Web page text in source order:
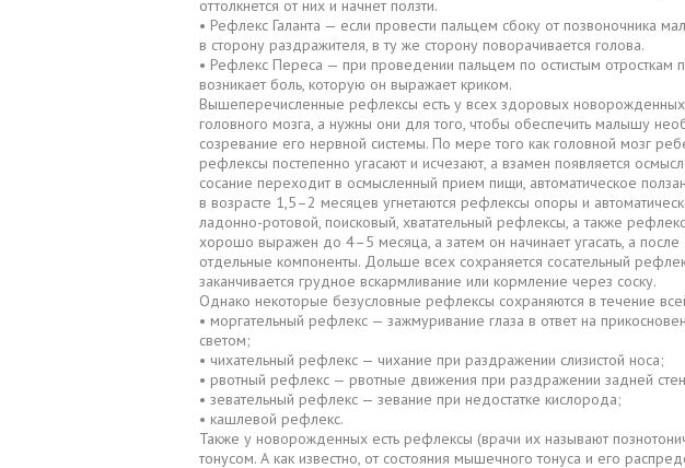
оттолкнется от них и начнет ползти.
• Рефлекс Галанта — если провести пальцем сбоку от позвоночника
в сторону раздражителя, в ту же сторону поворачивается голова.
• Рефлекс Переса — при проведении пальцем по остистым отросткам
возникает боль, которую он выражает криком.
Вышеперечисленные рефлексы есть у всех здоровых новорожденных,
головного мозга, а нужны они для того, чтобы обеспечить малышу
созревание его нервной системы. По мере того как головной мозг
рефлексы постепенно угасают и исчезают, а взамен появляется
сосание переходит в осмысленный прием пищи, автоматическое
в возрасте 1,5–2 месяцев угнетаются рефлексы опоры и
ладонно-ротовой, поисковый, хватательный рефлексы, а также
хорошо выражен до 4–5 месяца, а затем он начинает угасать, а
отдельные компоненты. Дольше всех сохраняется сосательный
заканчивается грудное вскармливание или кормление через соску.
Однако некоторые безусловные рефлексы сохраняются в течение
• моргательный рефлекс — зажмуривание глаза в ответ на
светом;
• чихательный рефлекс — чихание при раздражении слизистой носа;
• рвотный рефлекс — рвотные движения при раздражении задней
• зевательный рефлекс — зевание при недостатке кислорода;
• кашлевой рефлекс.
Также у новорожденных есть рефлексы (врачи их называют
тонусом. А как известно, от состояния мышечного тонуса и его